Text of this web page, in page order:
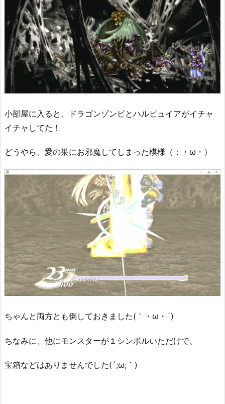
小部屋に入ると、ドラゴンゾンビとハルピュイアがイチャ
イチャしてた！
どうやら、愛の巣にお邪魔してしまった模様（；・ω・）
ちゃんと両方とも倒しておきました(｀・ω・´)
ちなみに、他にモンスターが１シンボルいただけで、
宝箱などはありませんでした(´;ω;｀)